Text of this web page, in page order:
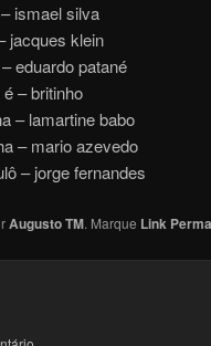
ismael silva
jacques klein
eduardo patané
– britinho
– lamartine babo
– mario azevedo
– jorge fernandes
Augusto TM. Marque Link